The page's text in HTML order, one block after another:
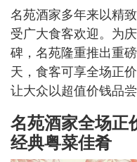
名苑酒家多年来以精
受广大食客欢迎。为
碑，名苑隆重推出重
天，食客可享全场正
让大众以超值价钱品
名苑酒家全场正
经典粤菜佳肴